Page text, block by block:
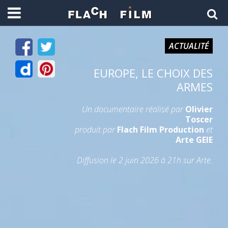
EUROPE, LE CHOIX DES
ARMES
Un documentaire réalisé parOlivier
Toscer
produit parFlach Film Production et
Arte GEIE
Diffusion le 2 juin 2026 à 21h sur Arte.
ACTUALITÉ